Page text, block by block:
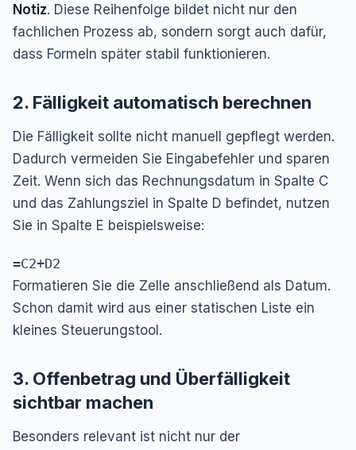
Notiz. Diese Reihenfolge bildet nicht nur den
fachlichen Prozess ab, sondern sorgt auch dafür,
dass Formeln später stabil funktionieren.
2. Fälligkeit automatisch berechnen
Die Fälligkeit sollte nicht manuell gepflegt werden.
Dadurch vermeiden Sie Eingabefehler und sparen
Zeit. Wenn sich das Rechnungsdatum in Spalte C
und das Zahlungsziel in Spalte D befindet, nutzen
Sie in Spalte E beispielsweise:
=C2+D2
Formatieren Sie die Zelle anschließend als Datum.
Schon damit wird aus einer statischen Liste ein
kleines Steuerungstool.
3. Offenbetrag und Überfälligkeit
sichtbar machen
Besonders relevant ist nicht nur der